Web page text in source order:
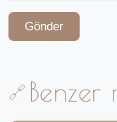
Gönder